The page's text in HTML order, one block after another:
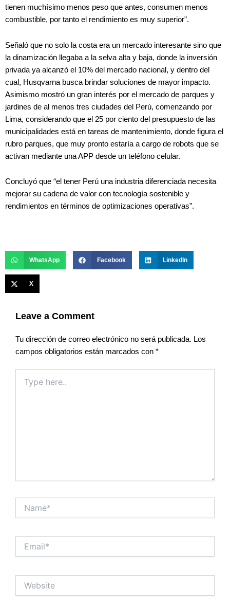
tienen muchísimo menos peso que antes, consumen menos
combustible, por tanto el rendimiento es muy superior”.
Señaló que no solo la costa era un mercado interesante sino que
la dinamización llegaba a la selva alta y baja, donde la inversión
privada ya alcanzó el 10% del mercado nacional, y dentro del
cual, Husqvarna busca brindar soluciones de mayor impacto.
Asimismo mostró un gran interés por el mercado de parques y
jardines de al menos tres ciudades del Perú, comenzando por
Lima, considerando que el 25 por ciento del presupuesto de las
municipalidades está en tareas de mantenimiento, donde figura el
rubro parques, que muy pronto estaría a cargo de robots que se
activan mediante una APP desde un teléfono celular.
Concluyó que “el tener Perú una industria diferenciada necesita
mejorar su cadena de valor con tecnología sostenible y
rendimientos en términos de optimizaciones operativas”.
WhatsApp Facebook LinkedIn
X
Leave a Comment
Tu dirección de correo electrónico no será publicada. Los
campos obligatorios están marcados con *
here..